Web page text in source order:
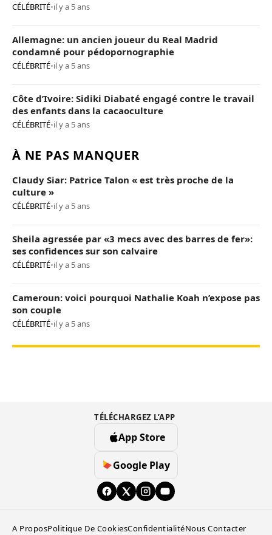
CÉLÉBRITÉ•il y a 5 ans
Allemagne: un ancien joueur du Real Madrid
condamné pour pédopornographie
CÉLÉBRITÉ•il y a 5 ans
Côte d’Ivoire: Sidiki Diabaté engagé contre le travail
des enfants dans la cacaoculture
CÉLÉBRITÉ•il y a 5 ans
À NE PAS MANQUER
Claudy Siar: Patrice Talon « est très proche de la
culture »
CÉLÉBRITÉ•il y a 5 ans
Sheila agressée par «3 mecs avec des barres de fer»:
ses confidences sur son calvaire
CÉLÉBRITÉ•il y a 5 ans
Cameroun: voici pourquoi Nathalie Koah n’expose pas
son couple
CÉLÉBRITÉ•il y a 5 ans
TÉLÉCHARGEZ L’APP
App Store
Google Play
A ProposPolitique De CookiesConfidentialitéNous Contacter